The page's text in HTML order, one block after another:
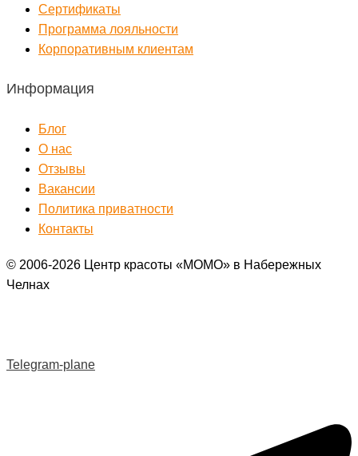
Сертификаты
Программа лояльности
Корпоративным клиентам
Информация
Блог
О нас
Отзывы
Вакансии
Политика приватности
Контакты
© 2006-2026 Центр красоты «МОМО» в Набережных
Челнах
Telegram-plane